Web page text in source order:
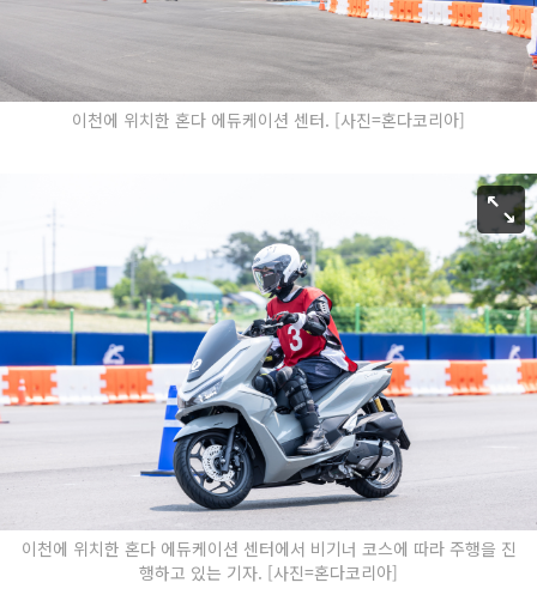
이천에 위치한 혼다 에듀케이션 센터. [사진=혼다코리아]
이천에 위치한 혼다 에듀케이션 센터에서 비기너 코스에 따라 주행을 진
행하고 있는 기자. [사진=혼다코리아]